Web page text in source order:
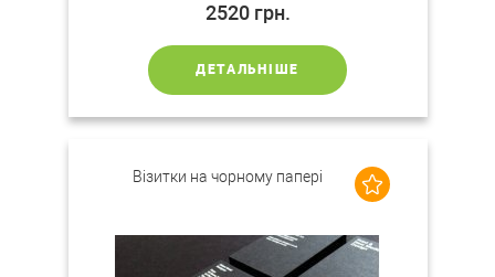
2520 грн.
ДЕТАЛЬНІШЕ
Візитки на чорному папері